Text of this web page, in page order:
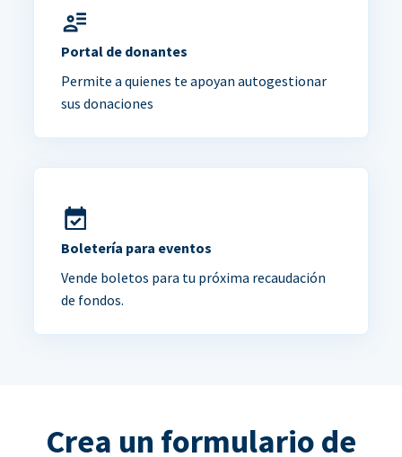
Portal de donantes
Permite a quienes te apoyan autogestionar
sus donaciones
Boletería para eventos
Vende boletos para tu próxima recaudación
de fondos.
Crea un formulario de